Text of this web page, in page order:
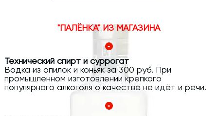
"ПАЛЁНКА" ИЗ МАГАЗИНА
Технический спирт и суррогат
Водка из опилок и коньяк за 300 руб. При
промышленном изготовлении крепкого
популярного алкоголя о качестве не идёт и речи.